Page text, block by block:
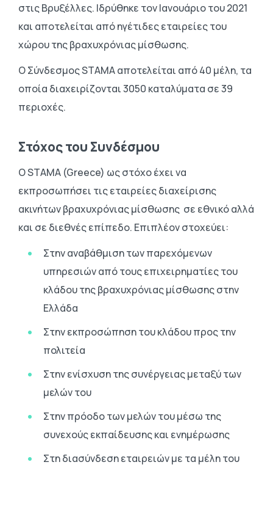
στις Βρυξέλλες. Ιδρύθηκε τον Ιανουάριο του 2021
και αποτελείται από ηγέτιδες εταιρείες του
χώρου της βραχυχρόνιας μίσθωσης.
Ο Σύνδεσμος STAMA αποτελείται από 40 μέλη, τα
οποία διαχειρίζονται 3050 καταλύματα σε 39
περιοχές.
Στόχος του Συνδέσμου
Ο STAMA (Greece) ως στόχο έχει να
εκπροσωπήσει τις εταιρείες διαχείρισης
ακινήτων βραχυχρόνιας μίσθωσης σε εθνικό αλλά
και σε διεθνές επίπεδο. Επιπλέον στοχεύει:
Στην αναβάθμιση των παρεχόμενων
υπηρεσιών από τους επιχειρηματίες του
κλάδου της βραχυχρόνιας μίσθωσης στην
Ελλάδα
Στην εκπροσώπηση του κλάδου προς την
πολιτεία
Στην ενίσχυση της συνέργειας μεταξύ των
μελών του
Στην πρόοδο των μελών του μέσω της
συνεχούς εκπαίδευσης και ενημέρωσης
Στη διασύνδεση εταιρειών με τα μέλη του